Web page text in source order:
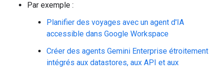
Par exemple :
Planifier des voyages avec un agent d'IA
accessible dans Google Workspace
Créer des agents Gemini Enterprise étroitement
intégrés aux datastores, aux API et aux